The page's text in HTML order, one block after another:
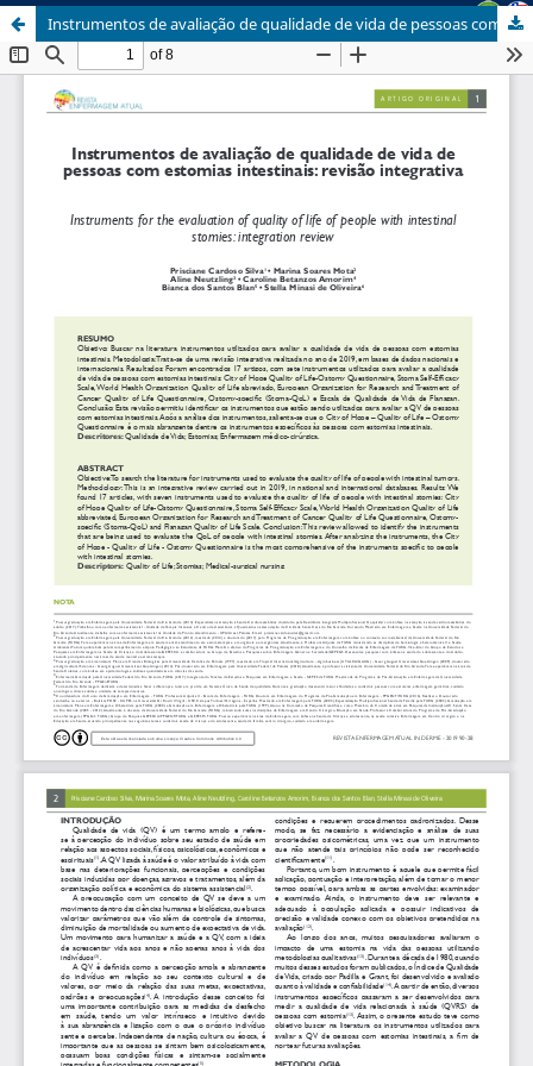
Instrumentos de avaliação de qualidade de vida de pessoas com estomias intestinais: Revisão Integrativa